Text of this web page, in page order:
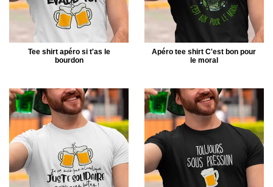
Tee shirt apéro si t'as le
bourdon
Apéro tee shirt C'est bon pour
le moral